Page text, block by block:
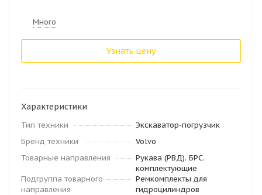
Много
Узнать цену
Характеристики
Тип техники
Экскаватор-погрузчик
Бренд техники
Volvo
Товарные направления
Рукава (РВД). БРС.
комплектующие
Подгруппа товарного
направления
Ремкомплекты для
гидроцилиндров